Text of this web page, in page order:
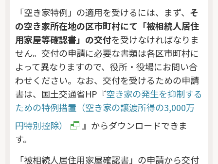
「空き家特例」の適用を受けるには、まず、 そ
の空き家所在地の区市町村にて「被相続人居住
用家屋等確認書」の交付を受けなければなりま
せん。交付の申請に必要な書類は各区市町村に
よって異なりますので、役所・役場にお問い合
わせください。なお、交付を受けるための申請
書は、国土交通省HP『空き家の発生を抑制する
ための特例措置（空き家の譲渡所得の3,000万
円特別控除）
』からダウンロードできま
す。
「被相続人居住用家屋確認書」の申請から交付